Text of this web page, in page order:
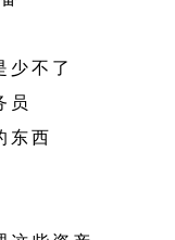
少不了
员
东西